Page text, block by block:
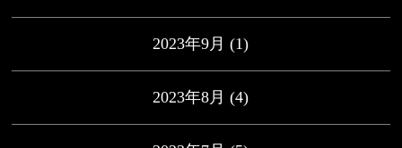
2023年9月 (1)
2023年8月 (4)